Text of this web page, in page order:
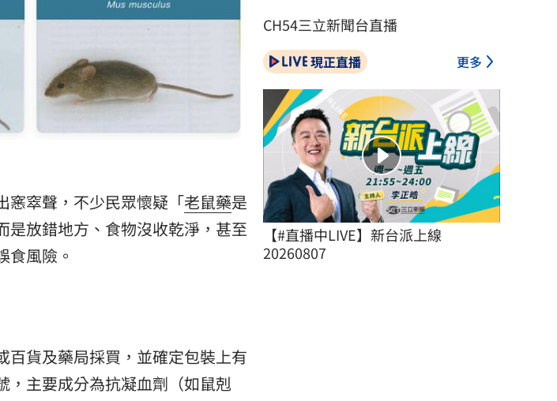
窸窣聲，不少民眾懷疑「老鼠藥是
是放錯地方、食物沒收乾淨，甚至
食風險。
百貨及藥局採買，並確定包裝上有
，主要成分為抗凝血劑（如鼠剋
CH54三立新聞台直播
現正直播 更多
【#直播中LIVE】新台派上線
20260807